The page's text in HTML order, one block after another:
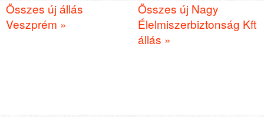
Összes új állás
Veszprém »
Összes új Nagy
Élelmiszerbiztonság Kft
állás »